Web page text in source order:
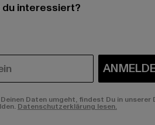
interessiert?
Daten umgeht, findest Du in unserer
Datenschutzerklärung lesen.